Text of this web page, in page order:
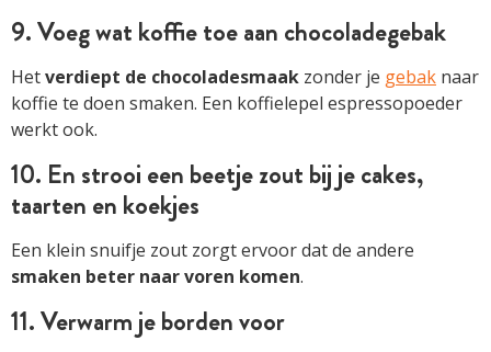
9. Voeg wat koffie toe aan chocoladegebak
Hetverdiept de chocoladesmaak zonder je gebak naar
koffie te doen smaken. Een koffielepel espressopoeder
werkt ook.
10. En strooi een beetje zout bij je cakes,
taarten en koekjes
Een klein snuifje zout zorgt ervoor dat de andere
smaken beter naar voren komen.
11. Verwarm je borden voor